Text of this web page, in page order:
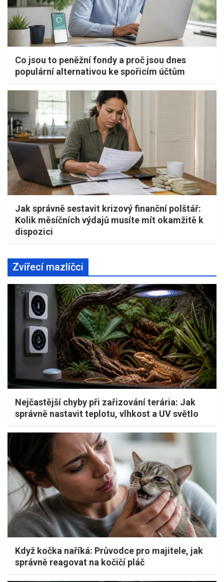
Co jsou to peněžní fondy a proč jsou dnes
populární alternativou ke spořicím účtům
Jak správně sestavit krizový finanční polštář:
Kolik měsíčních výdajů musíte mít okamžitě k
dispozici
Zvířecí mazlíčci
Nejčastější chyby při zařizování terária: Jak
správně nastavit teplotu, vlhkost a UV světlo
Když kočka naříká: Průvodce pro majitele, jak
správně reagovat na kočičí pláč